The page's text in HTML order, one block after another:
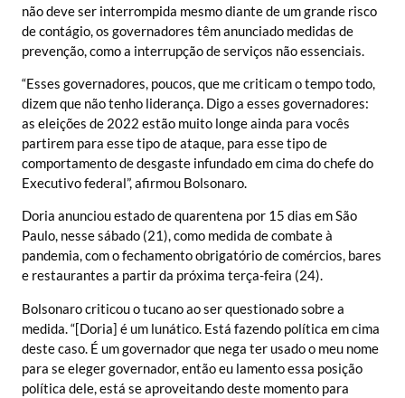
não deve ser interrompida mesmo diante de um grande risco
de contágio, os governadores têm anunciado medidas de
prevenção, como a interrupção de serviços não essenciais.
“Esses governadores, poucos, que me criticam o tempo todo,
dizem que não tenho liderança. Digo a esses governadores:
as eleições de 2022 estão muito longe ainda para vocês
partirem para esse tipo de ataque, para esse tipo de
comportamento de desgaste infundado em cima do chefe do
Executivo federal”, afirmou Bolsonaro.
Doria anunciou estado de quarentena por 15 dias em São
Paulo, nesse sábado (21), como medida de combate à
pandemia, com o fechamento obrigatório de comércios, bares
e restaurantes a partir da próxima terça-feira (24).
Bolsonaro criticou o tucano ao ser questionado sobre a
medida. “[Doria] é um lunático. Está fazendo política em cima
deste caso. É um governador que nega ter usado o meu nome
para se eleger governador, então eu lamento essa posição
política dele, está se aproveitando deste momento para